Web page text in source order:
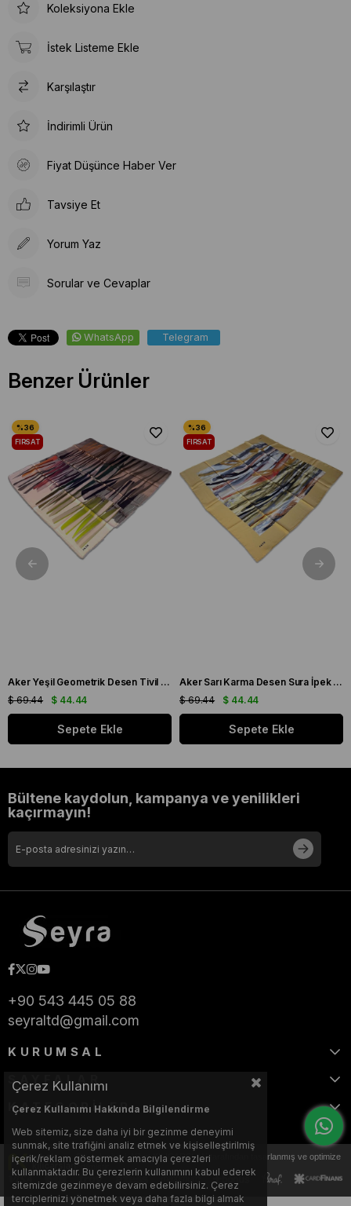
Koleksiyona Ekle
İstek Listeme Ekle
Karşılaştır
İndirimli Ürün
Fiyat Düşünce Haber Ver
Tavsiye Et
Yorum Yaz
Sorular ve Cevaplar
WhatsApp Telegram
Benzer Ürünler
Aker Yeşil Geometrik Desen Tivil İpek Eşarp 8838713 - 932
$ 44.44
$ 69.44
Sepete Ekle
FIRSAT
Aker Sarı Karma Desen Sura İpek Eşarp 8808701 - 361
$ 44.44
$ 69.44
Sepete Ekle
FIRSAT
ÜRÜNÜ
Bültene kaydolun, kampanya ve yenilikleri
kaçırmayın!
+90 543 445 05 88
seyraltd@gmail.com
KURUMSAL
SAYFALAR
KATEGORİLER
Bu web sitesi, Nihat KILIÇARSLAN tarafından tasarlanmış ve optimize
edilmiştir.
Çerez Kullanımı
Çerez Kullanımı Hakkında Bilgilendirme
Web sitemiz, size daha iyi bir gezinme deneyimi
sunmak, site trafiğini analiz etmek ve kişiselleştirilmiş
içerik/reklam göstermek amacıyla çerezleri
kullanmaktadır. Bu çerezlerin kullanımını kabul ederek
sitemizde gezinmeye devam edebilirsiniz. Çerez
terciplerinizi yönetmek veya daha fazla bilgi almak